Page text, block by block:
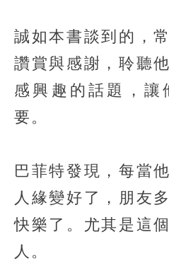
誠如本書談到的，
讚賞與感謝，聆聽
感興趣的話題，讓
要。
巴菲特發現，每當
人緣變好了，朋友
快樂了。尤其是這
人。